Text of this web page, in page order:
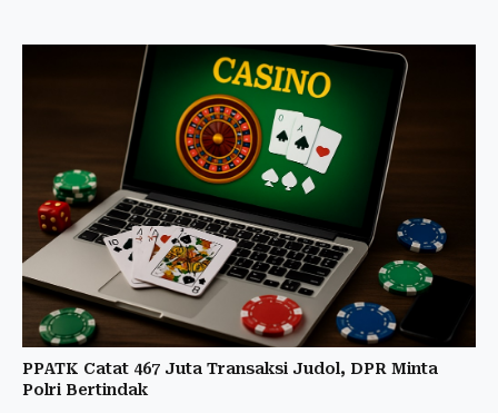
PPATK Catat 467 Juta Transaksi Judol, DPR Minta
Polri Bertindak